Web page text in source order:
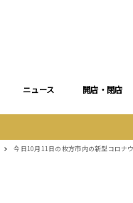
ニュース 開店・閉店
今日10月11日の枚方市内の新型コロナ